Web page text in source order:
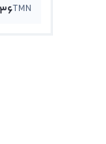
TMN